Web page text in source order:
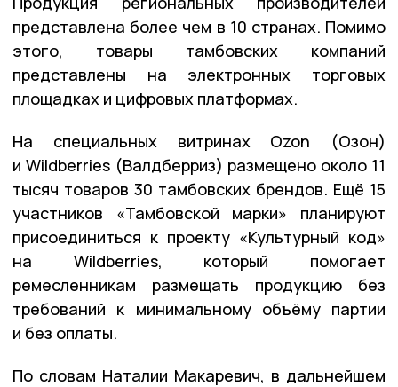
представлена более чем в 10 странах. Помимо
этого, товары тамбовских компаний
представлены на электронных торговых
площадках и цифровых платформах.
На специальных витринах Ozon (Озон)
и Wildberries (Валдберриз) размещено около 11
тысяч товаров 30 тамбовских брендов. Ещё 15
участников «Тамбовской марки» планируют
присоединиться к проекту «Культурный код»
на Wildberries, который помогает
ремесленникам размещать продукцию без
требований к минимальному объёму партии
и без оплаты.
По словам Наталии Макаревич, в дальнейшем